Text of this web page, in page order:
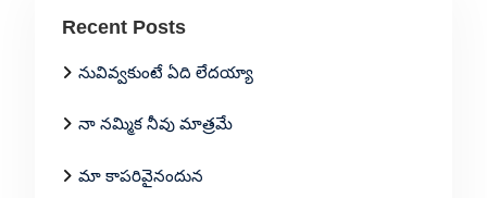
Recent Posts
నువివ్వకుంటే ఏది లేదయ్యా
నా నమ్మిక నీవు మాత్రమే
మా కాపరివైనందున